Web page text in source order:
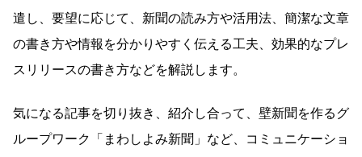
遣し、要望に応じて、新聞の読み方や活用法、簡潔な文章
の書き方や情報を分かりやすく伝える工夫、効果的なプレ
スリリースの書き方などを解説します。
気になる記事を切り抜き、紹介し合って、壁新聞を作るグ
ループワーク「まわしよみ新聞」など、コミュニケーショ